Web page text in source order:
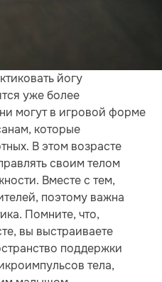
йогу
уже более
могут в игровой форме
которые
В этом возрасте
своим телом
Вместе с тем,
поэтому важна
Помните, что,
вы выстраиваете
поддержки
тела,